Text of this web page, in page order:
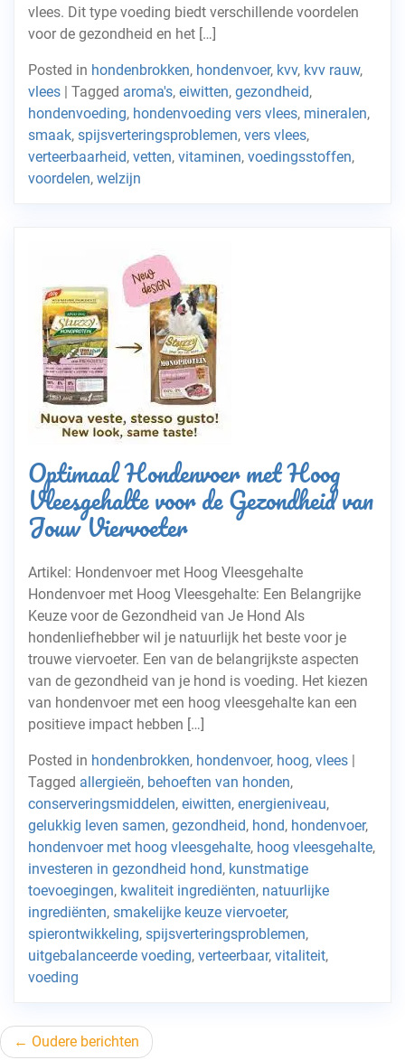
vlees. Dit type voeding biedt verschillende voordelen
voor de gezondheid en het […]
Posted in hondenbrokken, hondenvoer, kvv, kvv rauw,
vlees | Tagged aroma's, eiwitten, gezondheid,
hondenvoeding, hondenvoeding vers vlees, mineralen,
smaak, spijsverteringsproblemen, vers vlees,
verteerbaarheid, vetten, vitaminen, voedingsstoffen,
voordelen, welzijn
Optimaal Hondenvoer met Hoog
Vleesgehalte voor de Gezondheid van
Jouw Viervoeter
Artikel: Hondenvoer met Hoog Vleesgehalte
Hondenvoer met Hoog Vleesgehalte: Een Belangrijke
Keuze voor de Gezondheid van Je Hond Als
hondenliefhebber wil je natuurlijk het beste voor je
trouwe viervoeter. Een van de belangrijkste aspecten
van de gezondheid van je hond is voeding. Het kiezen
van hondenvoer met een hoog vleesgehalte kan een
positieve impact hebben […]
Posted in hondenbrokken, hondenvoer, hoog, vlees |
Tagged allergieën, behoeften van honden,
conserveringsmiddelen, eiwitten, energieniveau,
gelukkig leven samen, gezondheid, hond, hondenvoer,
hondenvoer met hoog vleesgehalte, hoog vleesgehalte,
investeren in gezondheid hond, kunstmatige
toevoegingen, kwaliteit ingrediënten, natuurlijke
ingrediënten, smakelijke keuze viervoeter,
spierontwikkeling, spijsverteringsproblemen,
uitgebalanceerde voeding, verteerbaar, vitaliteit,
voeding
Berichtnavigatie
Oudere berichten